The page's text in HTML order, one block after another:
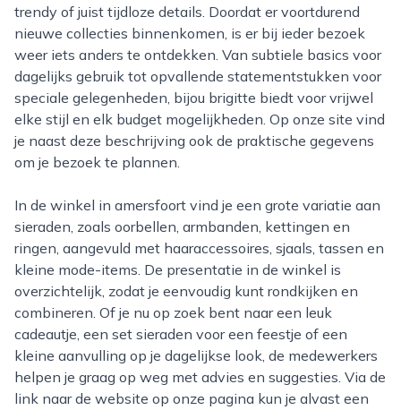
trendy of juist tijdloze details. Doordat er voortdurend
nieuwe collecties binnenkomen, is er bij ieder bezoek
weer iets anders te ontdekken. Van subtiele basics voor
dagelijks gebruik tot opvallende statementstukken voor
speciale gelegenheden, bijou brigitte biedt voor vrijwel
elke stijl en elk budget mogelijkheden. Op onze site vind
je naast deze beschrijving ook de praktische gegevens
om je bezoek te plannen.
In de winkel in amersfoort vind je een grote variatie aan
sieraden, zoals oorbellen, armbanden, kettingen en
ringen, aangevuld met haaraccessoires, sjaals, tassen en
kleine mode-items. De presentatie in de winkel is
overzichtelijk, zodat je eenvoudig kunt rondkijken en
combineren. Of je nu op zoek bent naar een leuk
cadeautje, een set sieraden voor een feestje of een
kleine aanvulling op je dagelijkse look, de medewerkers
helpen je graag op weg met advies en suggesties. Via de
link naar de website op onze pagina kun je alvast een